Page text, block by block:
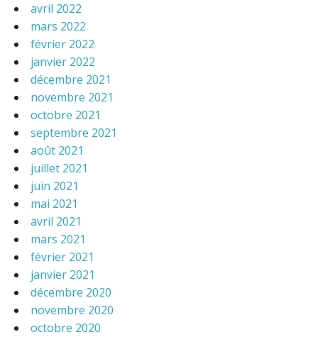
avril 2022
mars 2022
février 2022
janvier 2022
décembre 2021
novembre 2021
octobre 2021
septembre 2021
août 2021
juillet 2021
juin 2021
mai 2021
avril 2021
mars 2021
février 2021
janvier 2021
décembre 2020
novembre 2020
octobre 2020